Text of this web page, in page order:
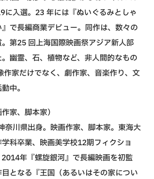
に入選。23 年には『ぬいぐるみとしゃ
で長編商業デビュー。同作は、数々の
第25 回上海国際映画祭アジア新人部
幽霊、石、植物など、非人間的なもの
作家だけでなく、劇作家、音楽作り、文
中。
家、脚本家）
奈川県出身。映画作家、脚本家。東海大
科卒業、映画美学校12期フィクショ
年『螺旋銀河』で長編映画を初監
となる『王国（あるいはその家につい